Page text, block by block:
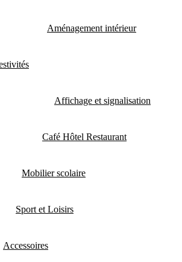
Aménagement intérieur
Affichage et signalisation
Café Hôtel Restaurant
Mobilier scolaire
Sport et Loisirs
Accessoires